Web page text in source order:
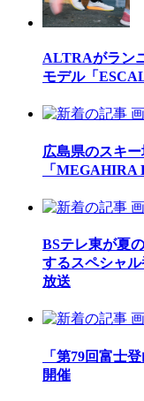
ALTRAがラン
モデル「
広島県のスキ
「MEGAHIRA
BSテレ東が夏
するスペシャ
放送
「第79回富士
開催